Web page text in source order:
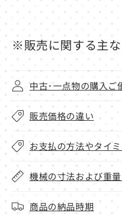
※販売に関する主
中古･一点物の購入ご
販売価格の違い
お支払の方法やタイ
機械の寸法および重量
商品の納品時期